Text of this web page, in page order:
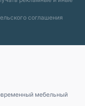
соглашения
мебельный